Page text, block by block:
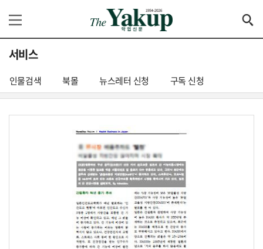
서비스
인물검색 북몰 뉴스레터 신청 구독 신청